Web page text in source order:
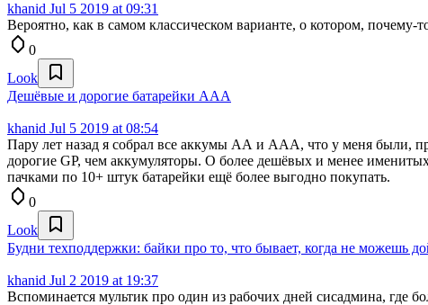
khanid Jul 5 2019 at 09:31
Вероятно, как в самом классическом варианте, о котором, почему-
0
Look
Дешёвые и дорогие батарейки ААА
khanid Jul 5 2019 at 08:54
Пару лет назад я собрал все аккумы АА и ААА, что у меня были,
дорогие GP, чем аккумуляторы. О более дешёвых и менее
пачками по 10+ штук батарейки ещё более выгодно покупать.
0
Look
Будни техподдержки: байки про то, что бывает, когда не можешь
khanid Jul 2 2019 at 19:37
Вспоминается мультик про один из рабочих дней сисадмина, где